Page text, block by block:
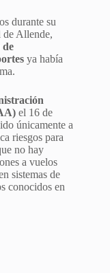
durante su
de Allende,
de
ya había
el 16 de
únicamente a
riesgos para
no hay
a vuelos
sistemas de
conocidos en